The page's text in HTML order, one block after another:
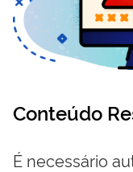
Conteúdo
É necessário